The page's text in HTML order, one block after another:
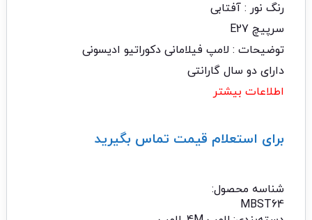
رنگ نور : آفتابی
سرپیچ E27
توضیحات : لامپ فیلامانی دکوراتیو ادیسونی
دارای دو سال گارانتی
اطلاعات بیشتر
برای استعلام قیمت تماس بگیرید
شناسه محصول:
MBST64